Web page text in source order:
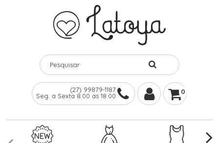
(27) 99879-1187
Seg. a Sexta 8:00 as 18:00
0